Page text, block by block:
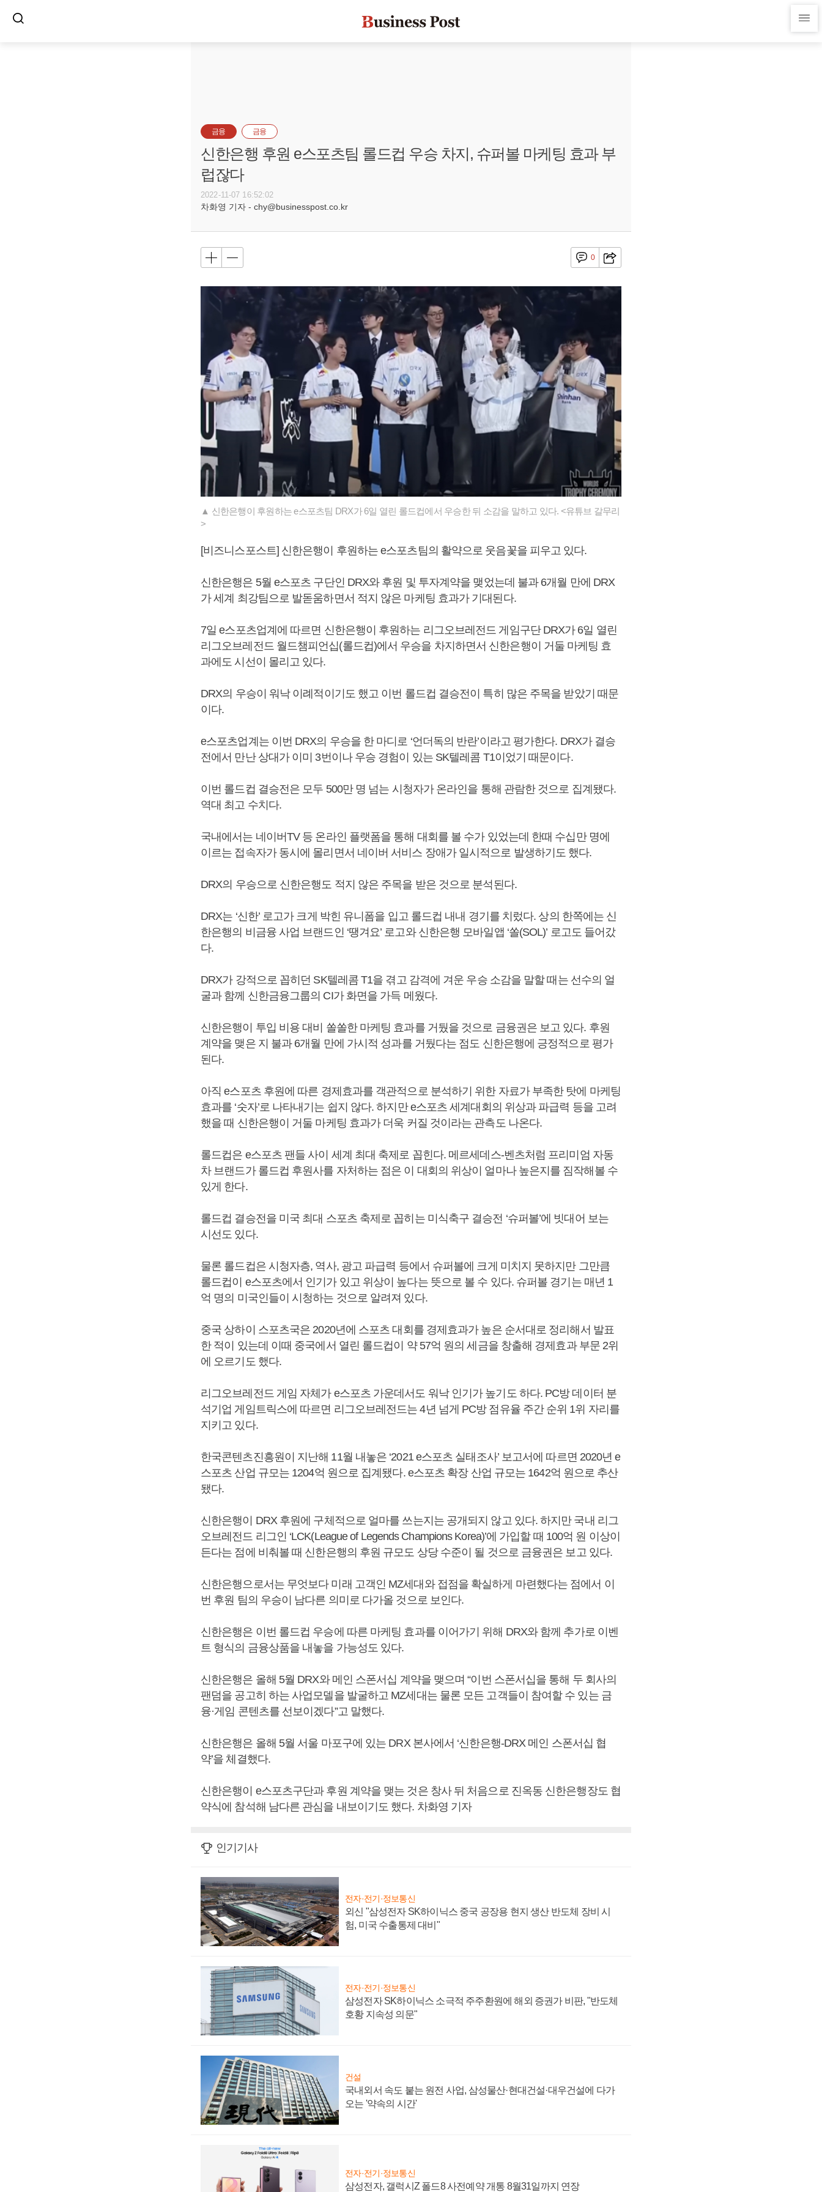
금융 금융
신한은행 후원 e스포츠팀 롤드컵 우승 차지, 슈퍼볼 마케팅 효과 부
럽잖다
2022-11-07 16:52:02
차화영 기자 - chy@businesspost.co.kr
0
▲ 신한은행이 후원하는 e스포츠팀 DRX가 6일 열린 롤드컵에서 우승한 뒤 소감을 말하고 있다. <유튜브 갈무리
>
[비즈니스포스트] 신한은행이 후원하는 e스포츠팀의 활약으로 웃음꽃을 피우고 있다.
신한은행은 5월 e스포츠 구단인 DRX와 후원 및 투자계약을 맺었는데 불과 6개월 만에 DRX
가 세계 최강팀으로 발돋움하면서 적지 않은 마케팅 효과가 기대된다.
7일 e스포츠업계에 따르면 신한은행이 후원하는 리그오브레전드 게임구단 DRX가 6일 열린
리그오브레전드 월드챔피언십(롤드컵)에서 우승을 차지하면서 신한은행이 거둘 마케팅 효
과에도 시선이 몰리고 있다.
DRX의 우승이 워낙 이례적이기도 했고 이번 롤드컵 결승전이 특히 많은 주목을 받았기 때문
이다.
e스포츠업계는 이번 DRX의 우승을 한 마디로 ‘언더독의 반란’이라고 평가한다. DRX가 결승
전에서 만난 상대가 이미 3번이나 우승 경험이 있는 SK텔레콤 T1이었기 때문이다.
이번 롤드컵 결승전은 모두 500만 명 넘는 시청자가 온라인을 통해 관람한 것으로 집계됐다.
역대 최고 수치다.
국내에서는 네이버TV 등 온라인 플랫폼을 통해 대회를 볼 수가 있었는데 한때 수십만 명에
이르는 접속자가 동시에 몰리면서 네이버 서비스 장애가 일시적으로 발생하기도 했다.
DRX의 우승으로 신한은행도 적지 않은 주목을 받은 것으로 분석된다.
DRX는 ‘신한’ 로고가 크게 박힌 유니폼을 입고 롤드컵 내내 경기를 치렀다. 상의 한쪽에는 신
한은행의 비금융 사업 브랜드인 ‘땡겨요’ 로고와 신한은행 모바일앱 ‘쏠(SOL)’ 로고도 들어갔
다.
DRX가 강적으로 꼽히던 SK텔레콤 T1을 겪고 감격에 겨운 우승 소감을 말할 때는 선수의 얼
굴과 함께 신한금융그룹의 CI가 화면을 가득 메웠다.
신한은행이 투입 비용 대비 쏠쏠한 마케팅 효과를 거뒀을 것으로 금융권은 보고 있다. 후원
계약을 맺은 지 불과 6개월 만에 가시적 성과를 거뒀다는 점도 신한은행에 긍정적으로 평가
된다.
아직 e스포츠 후원에 따른 경제효과를 객관적으로 분석하기 위한 자료가 부족한 탓에 마케팅
효과를 ‘숫자’로 나타내기는 쉽지 않다. 하지만 e스포츠 세계대회의 위상과 파급력 등을 고려
했을 때 신한은행이 거둘 마케팅 효과가 더욱 커질 것이라는 관측도 나온다.
롤드컵은 e스포츠 팬들 사이 세계 최대 축제로 꼽힌다. 메르세데스-벤츠처럼 프리미엄 자동
차 브랜드가 롤드컵 후원사를 자처하는 점은 이 대회의 위상이 얼마나 높은지를 짐작해볼 수
있게 한다.
롤드컵 결승전을 미국 최대 스포츠 축제로 꼽히는 미식축구 결승전 ‘슈퍼볼’에 빗대어 보는
시선도 있다.
물론 롤드컵은 시청자층, 역사, 광고 파급력 등에서 슈퍼볼에 크게 미치지 못하지만 그만큼
롤드컵이 e스포츠에서 인기가 있고 위상이 높다는 뜻으로 볼 수 있다. 슈퍼볼 경기는 매년 1
억 명의 미국인들이 시청하는 것으로 알려져 있다.
중국 상하이 스포츠국은 2020년에 스포츠 대회를 경제효과가 높은 순서대로 정리해서 발표
한 적이 있는데 이때 중국에서 열린 롤드컵이 약 57억 원의 세금을 창출해 경제효과 부문 2위
에 오르기도 했다.
리그오브레전드 게임 자체가 e스포츠 가운데서도 워낙 인기가 높기도 하다. PC방 데이터 분
석기업 게임트릭스에 따르면 리그오브레전드는 4년 넘게 PC방 점유율 주간 순위 1위 자리를
지키고 있다.
한국콘텐츠진흥원이 지난해 11월 내놓은 ‘2021 e스포츠 실태조사’ 보고서에 따르면 2020년 e
스포츠 산업 규모는 1204억 원으로 집계됐다. e스포츠 확장 산업 규모는 1642억 원으로 추산
됐다.
신한은행이 DRX 후원에 구체적으로 얼마를 쓰는지는 공개되지 않고 있다. 하지만 국내 리그
오브레전드 리그인 ‘LCK(League of Legends Champions Korea)’에 가입할 때 100억 원 이상이
든다는 점에 비춰볼 때 신한은행의 후원 규모도 상당 수준이 될 것으로 금융권은 보고 있다.
신한은행으로서는 무엇보다 미래 고객인 MZ세대와 접점을 확실하게 마련했다는 점에서 이
번 후원 팀의 우승이 남다른 의미로 다가올 것으로 보인다.
신한은행은 이번 롤드컵 우승에 따른 마케팅 효과를 이어가기 위해 DRX와 함께 추가로 이벤
트 형식의 금융상품을 내놓을 가능성도 있다.
신한은행은 올해 5월 DRX와 메인 스폰서십 계약을 맺으며 “이번 스폰서십을 통해 두 회사의
팬덤을 공고히 하는 사업모델을 발굴하고 MZ세대는 물론 모든 고객들이 참여할 수 있는 금
융·게임 콘텐츠를 선보이겠다”고 말했다.
신한은행은 올해 5월 서울 마포구에 있는 DRX 본사에서 ‘신한은행-DRX 메인 스폰서십 협
약’을 체결했다.
신한은행이 e스포츠구단과 후원 계약을 맺는 것은 창사 뒤 처음으로 진옥동 신한은행장도 협
약식에 참석해 남다른 관심을 내보이기도 했다. 차화영 기자
인기기사
전자·전기·정보통신
외신 "삼성전자 SK하이닉스 중국 공장용 현지 생산 반도체 장비 시
험, 미국 수출통제 대비"
전자·전기·정보통신
삼성전자 SK하이닉스 소극적 주주환원에 해외 증권가 비판, "반도체
호황 지속성 의문"
건설
국내외서 속도 붙는 원전 사업, 삼성물산·현대건설·대우건설에 다가
오는 '약속의 시간'
전자·전기·정보통신
삼성전자, 갤럭시Z 폴드8 사전예약 개통 8월31일까지 연장